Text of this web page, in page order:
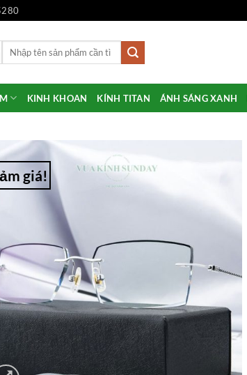
Tìm
KINH KHOAN KÍNH TITAN ÁNH SÁNG XANH
giá!